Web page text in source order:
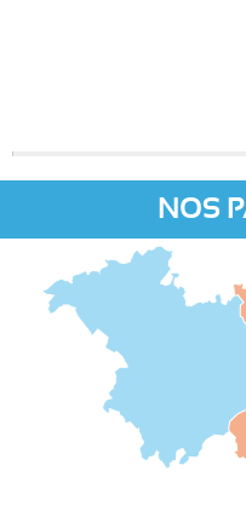
NOS